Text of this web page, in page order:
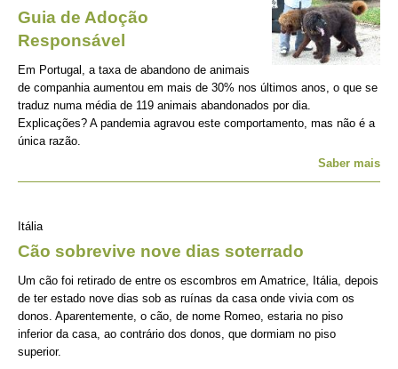
Guia de Adoção
Responsável
Em Portugal, a taxa de abandono de animais
de companhia aumentou em mais de 30% nos últimos anos, o que se
traduz numa média de 119 animais abandonados por dia.
Explicações? A pandemia agravou este comportamento, mas não é a
única razão.
Saber mais
Itália
Cão sobrevive nove dias soterrado
Um cão foi retirado de entre os escombros em Amatrice, Itália, depois
de ter estado nove dias sob as ruínas da casa onde vivia com os
donos. Aparentemente, o cão, de nome Romeo, estaria no piso
inferior da casa, ao contrário dos donos, que dormiam no piso
superior.